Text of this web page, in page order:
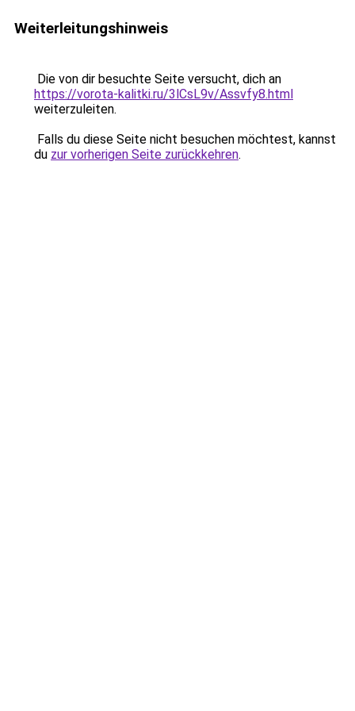
Weiterleitungshinweis
Die von dir besuchte Seite versucht, dich an
https://vorota-kalitki.ru/3lCsL9v/Assvfy8.html
weiterzuleiten.
Falls du diese Seite nicht besuchen möchtest, kannst
du zur vorherigen Seite zurückkehren.